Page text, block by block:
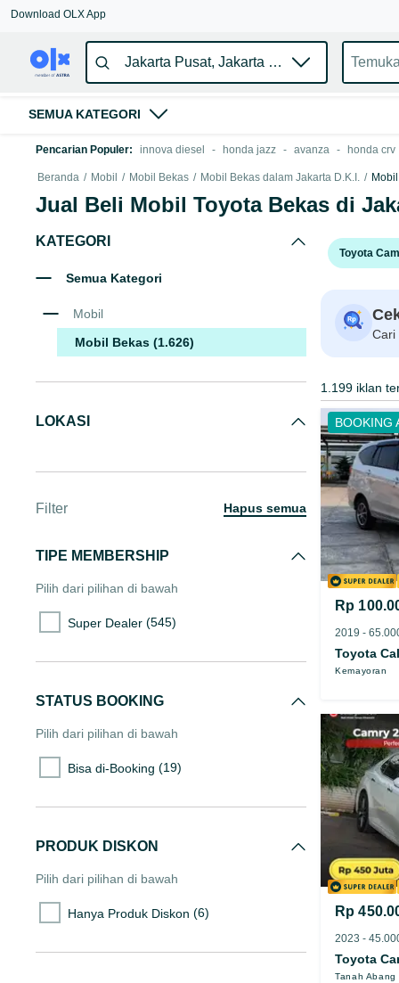
Download OLX App
SEMUA KATEGORI
Pencarian Populer: innova diesel - honda jazz - avanza - honda crv
Beranda / Mobil / Mobil Bekas / Mobil Bekas dalam Jakarta D.K.I. /
Jual Beli Mobil Toyota Bekas di
KATEGORI
Semua Kategori
Mobil
Mobil Bekas (1.626)
LOKASI
Filter hapus semua
TIPE MEMBERSHIP
Pilih dari pilihan di bawah
Super Dealer (545)
STATUS BOOKING
Pilih dari pilihan di bawah
Bisa di-Booking (19)
PRODUK DISKON
Pilih dari pilihan di bawah
Hanya Produk Diskon (6)
Toyota
Cari
1.199 iklan
BOOKING
Rp
Toyota
Kemayoran
Rp
Toyota
Tanah Abang